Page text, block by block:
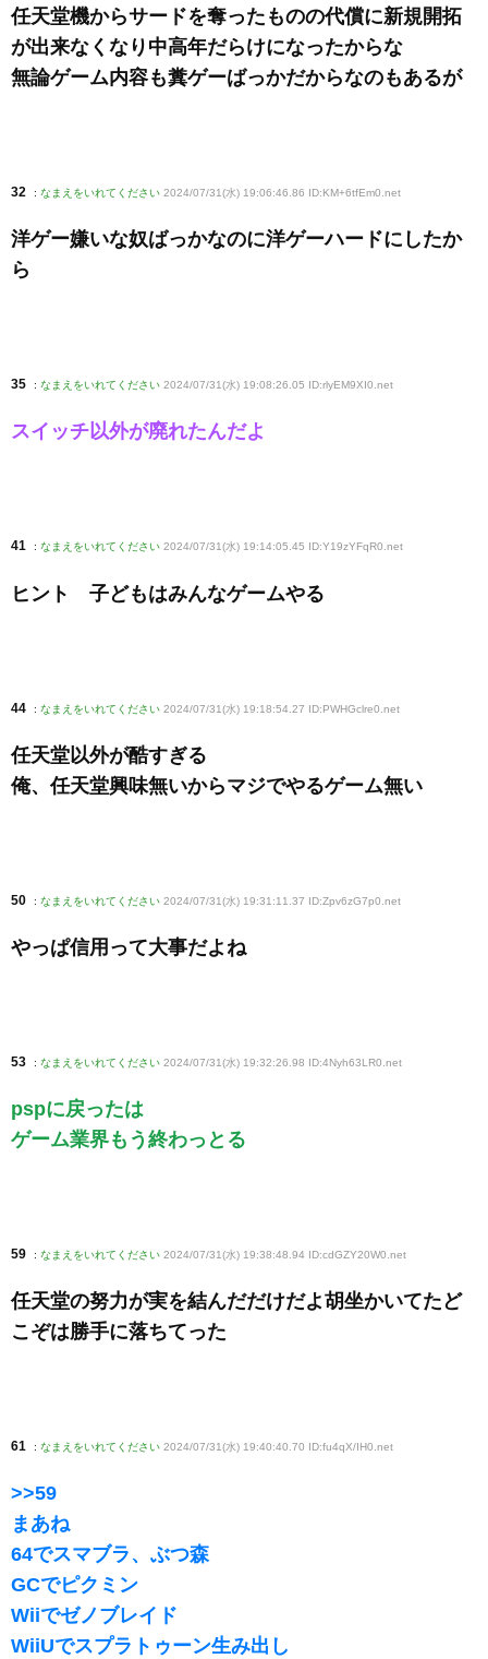
任天堂機からサードを奪ったものの代償に新規開拓
が出来なくなり中高年だらけになったからな
無論ゲーム内容も糞ゲーばっかだからなのもあるが
32 : なまえをいれてください 2024/07/31(水) 19:06:46.86 ID:KM+6tfEm0 .net
洋ゲー嫌いな奴ばっかなのに洋ゲーハードにしたか
ら
35 : なまえをいれてください 2024/07/31(水) 19:08:26.05 ID:rlyEM9XI0 .net
スイッチ以外が廃れたんだよ
41 : なまえをいれてください 2024/07/31(水) 19:14:05.45 ID:Y19zYFqR0.net
ヒント 子どもはみんなゲームやる
44 : なまえをいれてください 2024/07/31(水) 19:18:54.27 ID:PWHGclre0 .net
任天堂以外が酷すぎる
俺、任天堂興味無いからマジでやるゲーム無い
50 : なまえをいれてください 2024/07/31(水) 19:31:11.37 ID:Zpv6zG7p0 .net
やっぱ信用って大事だよね
53 : なまえをいれてください 2024/07/31(水) 19:32:26.98 ID:4Nyh63LR0 .net
pspに戻ったは
ゲーム業界もう終わっとる
59 : なまえをいれてください 2024/07/31(水) 19:38:48.94 ID:cdGZY20W0 .net
任天堂の努力が実を結んだだけだよ胡坐かいてたど
こぞは勝手に落ちてった
61 : なまえをいれてください 2024/07/31(水) 19:40:40.70 ID:fu4qX/IH0.net
>>59
まあね
64でスマブラ、ぶつ森
GCでピクミン
Wiiでゼノブレイド
WiiUでスプラトゥーン生み出し